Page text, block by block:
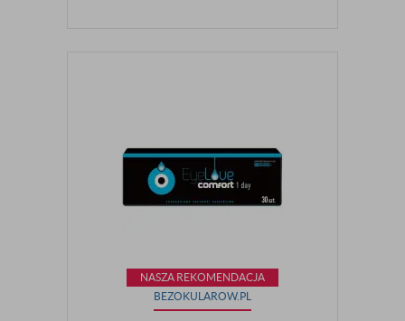
NASZA REKOMENDACJA
BEZOKULAROW.PL